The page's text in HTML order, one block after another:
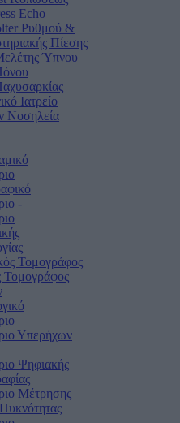
Echo
Ρυθμού &
Πίεσης
Ύπνου
Ιατρείο
Νοσηλεία
-
Τομογράφος
Τομογράφος
Υπερήχων
Ψηφιακής
Μέτρησης